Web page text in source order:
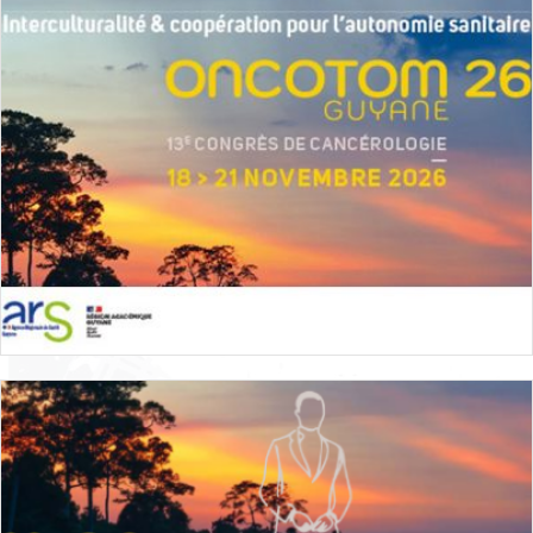
Communiqué : Tenue du 13e Congrès de
Cancérologie ONCOTOM 26 en Guyane
Agenda
Accompagnement du patient, Débat,Echange de
pratiques,Recherche-etudes,Soins ,Guyane,Evènements
du réseau